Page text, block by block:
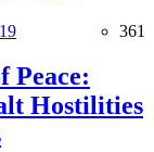
361
Peace:
Hostilities